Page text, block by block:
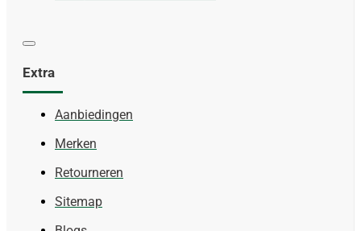
Extra
Aanbiedingen
Merken
Retourneren
Sitemap